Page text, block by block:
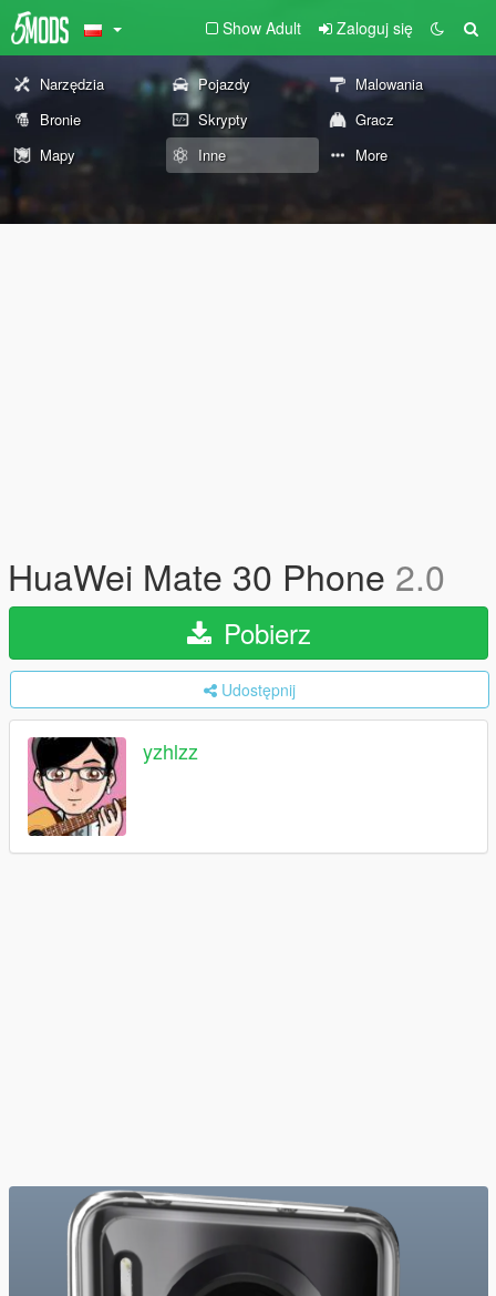
Show Adult Zaloguj się
Narzędzia Pojazdy
Malowania
Bronie
Skrypty
Gracz
Mapy
Inne More
HuaWei Mate 30 Phone 2.0
Pobierz
Udostępnij
yzhlzz